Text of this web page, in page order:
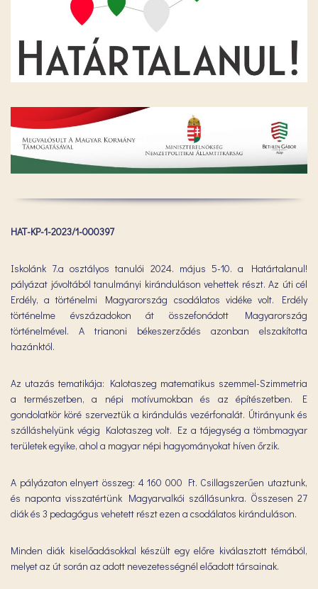
HAT-KP-1-2023/1-000397
Iskolánk 7.a osztályos tanulói 2024. május 5-10. a Határtalanul!
pályázat jóvoltából tanulmányi kiránduláson vehettek részt. Az úti cél
Erdély, a történelmi Magyarország csodálatos vidéke volt. Erdély
történelme évszázadokon át összefonódott Magyarország
történelmével. A trianoni békeszerződés azonban elszakította
hazánktól.
Az utazás tematikája: Kalotaszeg matematikus szemmel-Szimmetria
a természetben, a népi motívumokban és az építészetben. E
gondolatkör köré szerveztük a kirándulás vezérfonalát. Útirányunk és
szálláshelyünk végig Kalotaszeg volt. Ez a tájegység a tömbmagyar
területek egyike, ahol a magyar népi hagyományokat híven őrzik.
A pályázaton elnyert összeg: 4 160 000 Ft. Csillagszerűen utaztunk,
és naponta visszatértünk Magyarvalkói szállásunkra. Összesen 27
diák és 3 pedagógus vehetett részt ezen a csodálatos kiránduláson.
Minden diák kiselőadásokkal készült egy előre kiválasztott témából,
melyet az út során az adott nevezetességnél előadott társainak.